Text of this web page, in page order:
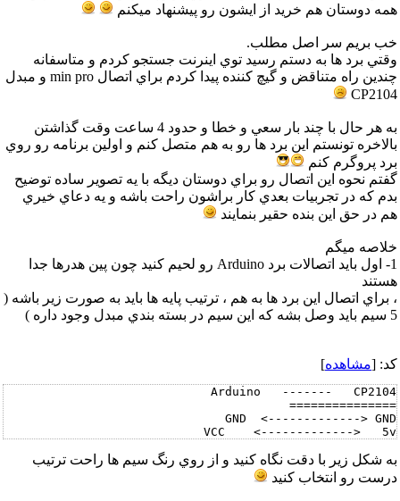
همه دوستان هم خريد از ايشون رو پيشنهاد ميکنم
خب بريم سر اصل مطلب.
وقتي برد ها به دستم رسيد توي اينرنت جستجو کردم و متاسفانه
چندين راه متناقض و گيچ کننده پيدا کردم براي اتصال min pro و مبدل
CP2104
به هر حال با چند بار سعي و خطا و حدود 4 ساعت وقت گذاشتن
بالاخره تونستم اين برد ها رو به هم متصل کنم و اولين برنامه رو روي
برد پروگرم کنم
گفتم نحوه اين اتصال رو براي دوستان ديگه با يه تصوير ساده توضيح
بدم که در تجربيات بعدي کار براشون راحت باشه و يه دعاي خيري
هم در حق اين بنده حقير بنمايند
خلاصه ميگم
1- اول بايد اتصالات برد Arduino رو لحيم کنيد چون پين هدرها جدا
هستند
، براي اتصال اين برد ها به هم ، ترتيب پايه ها بايد به صورت زير باشه (
5 سيم بايد وصل بشه که اين سيم در بسته بندي مبدل وجود داره )
کد: [مشاهده]
DTR   <-------------> DTR
به شکل زير با دقت نگاه کنيد و از روي رنگ سيم ها راحت ترتيب
درست رو انتخاب کنيد